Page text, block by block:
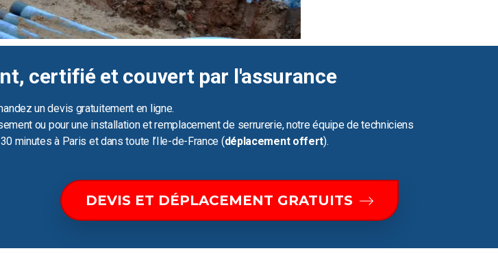
certifié et couvert par l'assurance
un devis gratuitement en ligne.
ou pour une installation et remplacement de serrurerie, notre équipe de techniciens
minutes à Paris et dans toute l’Ile-de-France (déplacement offert).
DEVIS ET DÉPLACEMENT GRATUITS